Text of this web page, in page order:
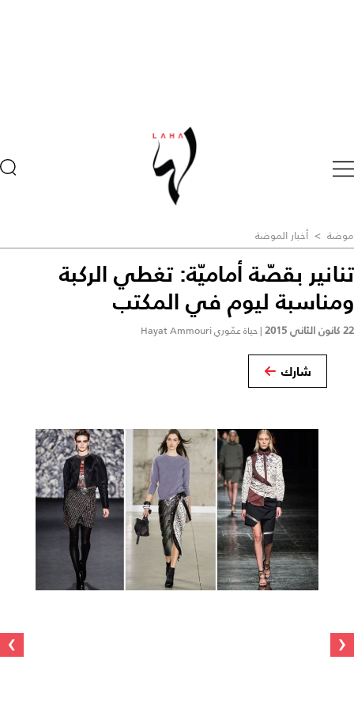
موضة > أخبار الموضة
تنانير بقصّة أماميّة: تغطي الركبة
ومناسبة ليوم في المكتب
22 كانون الثاني 2015 |حياة عمّوري Hayat Ammouri
شارك
‹
›